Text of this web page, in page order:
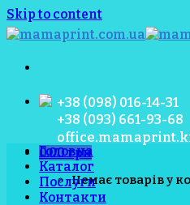
Skip to content
+38 (098) 016-14-31
+38 (093) 661-93-68
0.00грн
Немає товарів у
Головна
Каталог
Послуги
Контакти